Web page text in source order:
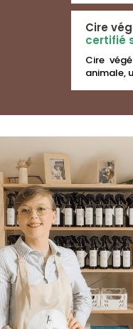
Cire
certifié
Cire
animale,